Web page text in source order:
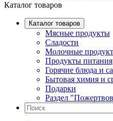
Каталог товаров
Каталог товаров
Мясные продукты
Сладости
Молочные
Продукты питания
Горячие блюда и
Бытовая химия и
Подарки
Раздел